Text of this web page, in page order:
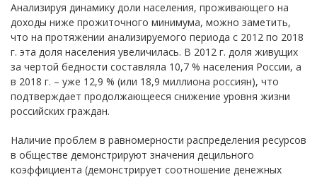
Анализируя динамику доли населения, проживающего на
доходы ниже прожиточного минимума, можно заметить,
что на протяжении анализируемого периода с 2012 по 2018
г. эта доля населения увеличилась. В 2012 г. доля живущих
за чертой бедности составляла 10,7 % населения России, а
в 2018 г. – уже 12,9 % (или 18,9 миллиона россиян), что
подтверждает продолжающееся снижение уровня жизни
российских граждан.
Наличие проблем в равномерности распределения ресурсов
в обществе демонстрируют значения децильного
коэффициента (демонстрирует соотношение денежных